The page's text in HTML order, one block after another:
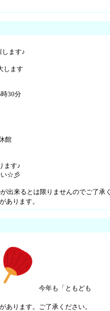
します♪
します
30分
館
ます♪
い☆彡
来るとは限りませんのでご了承
あります。
今年も「ともども
ります。ご了承ください。